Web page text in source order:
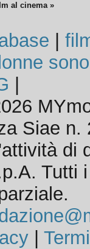
al cinema »
Siae n.
di
Tutti
|